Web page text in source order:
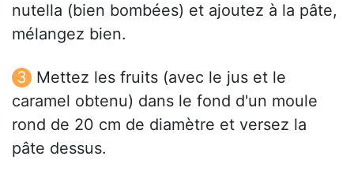
nutella (bien bombées) et ajoutez à la pâte,
mélangez bien.
Mettez les fruits (avec le jus et le
caramel obtenu) dans le fond d'un moule
rond de 20 cm de diamètre et versez la
pâte dessus.